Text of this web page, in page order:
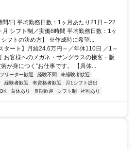
）東1口徒歩約1分、ＪＲ東北新幹線 仙台西
徒歩スグ
/日 平均勤務日数：1ヶ月あたり21日～22
月 シフト制／実働8時間 平均勤務日数：1ヶ
フトの決め方】 ※作成時に希望...
タート】月給24.6万円～／年休110日 ／1～
お客様へのメガネ・サングラスの接客・販
が身につく”お仕事です。 【具体...
フリーター歓迎 経験不問
未経験者歓迎
経験者歓迎 有資格者歓迎
月1シフト提出
育休あり 長期歓迎 シフト制 社割あり